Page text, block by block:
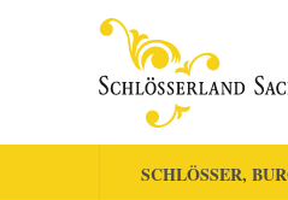
SCHLÖSSER,